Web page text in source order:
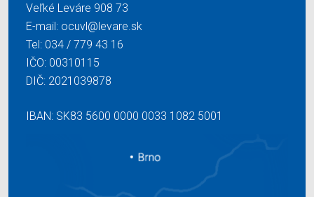
Veľké Leváre 908 73
E-mail: ocuvl@levare.sk
Tel: 034 / 779 43 16
IČO: 00310115
DIČ: 2021039878
IBAN: SK83 5600 0000 0033 1082 5001